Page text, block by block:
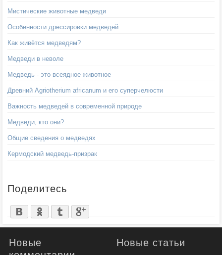
Мистические животные медведи
Особенности дрессировки медведей
Как живётся медведям?
Медведи в неволе
Медведь - это всеядное животное
Древний Agriotherium africanum и его суперчелюсти
Важность медведей в современной природе
Медведи, кто они?
Общие сведения о медведях
Кермодский медведь-призрак
Поделитесь
Новые
Новые статьи